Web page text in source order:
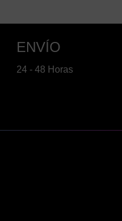
ENVÍO
24 - 48 Horas